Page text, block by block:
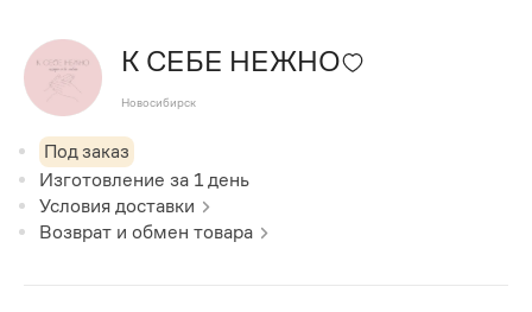
К СЕБЕ НЕЖНО
Новосибирск
Под заказ
Изготовление за 1 день
Условия доставки
Возврат и обмен товара